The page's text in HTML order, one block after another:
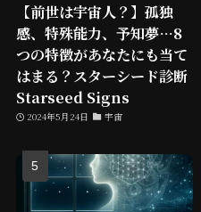
【前世は宇宙人？】孤独
感、特殊能力、予知夢…8
つの特徴があなたにも当て
はまる？スターシード診断
Starseed Signs
2024年5月24日 宇宙